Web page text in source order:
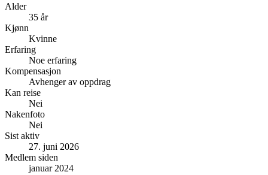
Alder
35 år
Kjønn
Kvinne
Erfaring
Noe erfaring
Kompensasjon
Avhenger av oppdrag
Kan reise
Nei
Nakenfoto
Nei
Sist aktiv
27. juni 2026
Medlem siden
januar 2024